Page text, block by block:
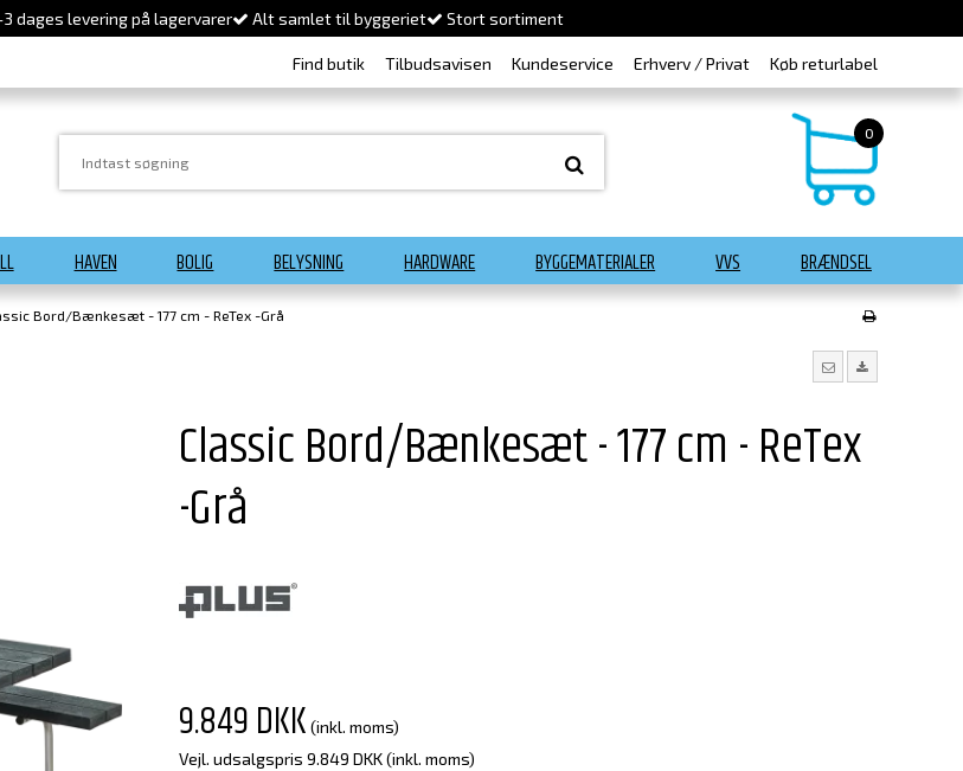
3 dages levering på lagervarer Alt samlet til byggeriet Stort sortiment
Find butik Tilbudsavisen Kundeservice Erhverv / Privat Køb returlabel
0
HAVEN BOLIG BELYSNING HARDWARE BYGGEMATERIALER VVS BRÆNDSEL
Bord/Bænkesæt - 177 cm - ReTex -Grå
Classic Bord/Bænkesæt - 177 cm - ReTex
-Grå
9.849 DKK (inkl. moms)
Vejl. udsalgspris 9.849 DKK(inkl. moms)